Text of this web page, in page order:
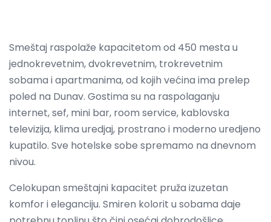
Smeštaj raspolaže kapacitetom od 450 mesta u
jednokrevetnim, dvokrevetnim, trokrevetnim
sobama i apartmanima, od kojih većina ima prelep
poled na Dunav. Gostima su na raspolaganju
internet, sef, mini bar, room service, kablovska
televizija, klima uredjaj, prostrano i moderno uredjeno
kupatilo. Sve hotelske sobe spremamo na dnevnom
nivou.
Celokupan smeštajni kapacitet pruža izuzetan
komfor i eleganciju. Smiren kolorit u sobama daje